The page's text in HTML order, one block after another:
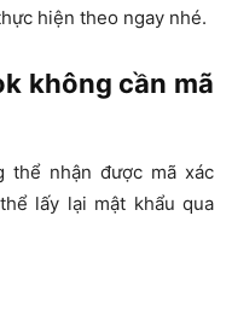
hiện theo ngay nhé.
không cần mã
thể nhận được mã xác
lấy lại mật khẩu qua